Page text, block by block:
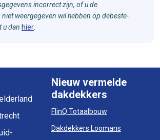
incorrect zijn, of u de
weergegeven wil hebben op debeste-
u dan hier
Nieuw vermelde
dakdekkers
FlinQ Totaalbouw
Dakdekkers Loomans